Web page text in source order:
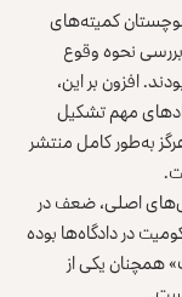
کمیته‌های
نحوه وقوع
افزون بر این،
مهم تشکیل
به‌طور کامل منتشر
اصلی، ضعف در
در دادگاه‌ها بوده
همچنان یکی از